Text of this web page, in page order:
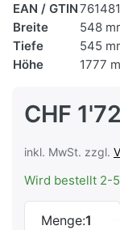
EAN / GTIN
Breite
548
Tiefe
545
Höhe
1777
CHF
inkl. MwSt. zzgl.
Wird bestellt 2-
Menge:1